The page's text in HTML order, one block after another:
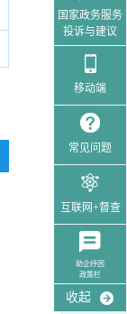
国家政务服务
投诉与建议
移动端
常见问题
互联网+督查
助企纾困
政策栏
收起